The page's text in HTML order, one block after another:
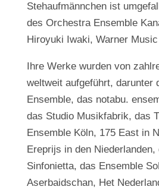
Stehaufmännchen ist
des Orchestra Ensemble
Hiroyuki Iwaki, Warner
Ihre Werke wurden von
weltweit aufgeführt, darunter
Ensemble, das notabu.
das Studio Musikfabrik, das
Ensemble Köln, 175 East in
Ereprijs in den Niederlanden,
Sinfonietta, das Ensemble
Aserbaidschan, Het